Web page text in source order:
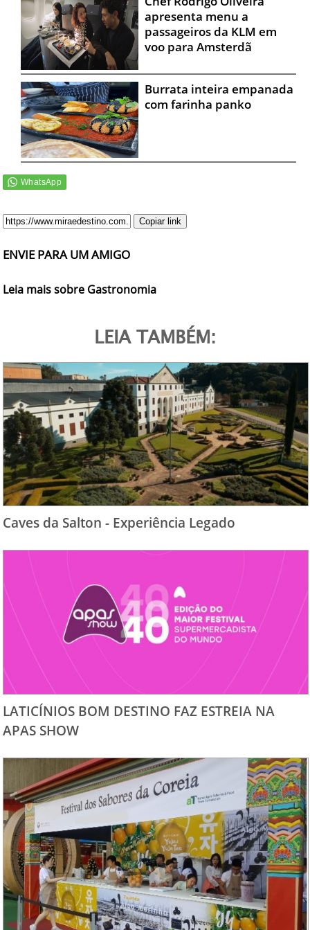
apresenta menu a
passageiros da KLM em
voo para Amsterdã
Burrata inteira empanada
com farinha panko
Copiar link
ENVIE PARA UM AMIGO
Leia mais sobre Gastronomia
LEIA TAMBÉM:
Caves da Salton - Experiência Legado
LATICÍNIOS BOM DESTINO FAZ ESTREIA NA
APAS SHOW